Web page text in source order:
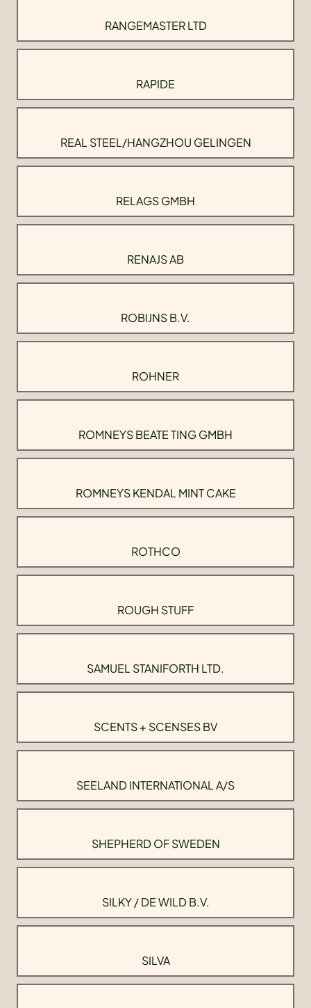
RANGEMASTER LTD
RAPIDE
REAL STEEL/HANGZHOU GELINGEN
RELAGS GMBH
RENAJS AB
ROBIJNS B.V.
ROHNER
ROMNEYS BEATE TING GMBH
ROMNEYS KENDAL MINT CAKE
ROTHCO
ROUGH STUFF
SAMUEL STANIFORTH LTD.
SCENTS + SCENSES BV
SEELAND INTERNATIONAL A/S
SHEPHERD OF SWEDEN
SILKY / DE WILD B.V.
SILVA